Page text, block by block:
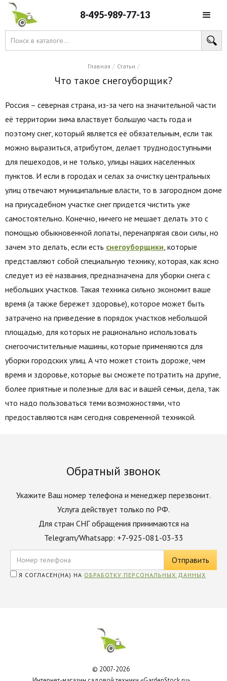
8-495-989-77-13
Главная / Статьи /
Что такое снегоуборщик?
Россия – северная страна, из-за чего на значительной части
её территории зима властвует большую часть года и
поэтому снег, который является её обязательным, если так
можно выразиться, атрибутом, делает труднодоступными
для пешеходов, и не только, улицы наших населенных
пунктов. И если в городах и селах за очистку центральных
улиц отвечают муниципальные власти, то в загородном доме
на приусадебном участке снег придется чистить уже
самостоятельно. Конечно, ничего не мешает делать это с
помощью обыкновенной лопаты, перенапрягая свои силы, но
зачем это делать, если есть снегоуборщики, которые
представляют собой специальную технику, которая, как ясно
следует из её названия, предназначена для уборки снега с
небольших участков. Такая техника сильно экономит ваше
время (а также бережет здоровье), которое может быть
затрачено на приведение в порядок участков небольшой
площадью, для которых не рационально использовать
снегоочистительные машины, которые применяются для
уборки городских улиц. А что может стоить дороже, чем
время и здоровье, которые вы сможете потратить на другие,
более приятные и полезные для вас и вашей семьи, дела, так
что надо пользоваться теми возможностями, что
предоставляются нам сегодня современной техникой.
Обратный звонок
Укажите Ваш номер телефона и менеджер перезвонит.
Услуга действует только по РФ.
Для стран СНГ обращения принимаются на
Telegram/Whatsapp: +7-925-081-03-33
Я СОГЛАСЕН(НА) НА ОБРАБОТКУ ПЕРСОНАЛЬНЫХ ДАННЫХ
© 2007-2026